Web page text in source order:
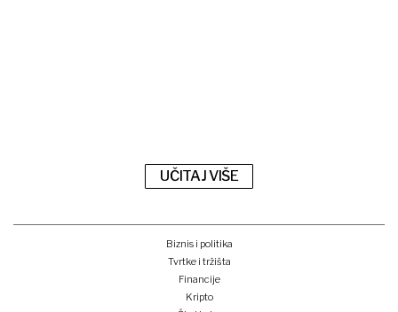
UČITAJ VIŠE
Biznis i politika
Tvrtke i tržišta
Financije
Kripto